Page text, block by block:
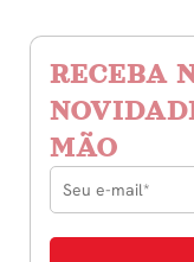
RECEBA
MÃO